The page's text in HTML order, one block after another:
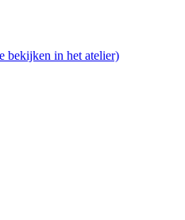
bekijken in het atelier)